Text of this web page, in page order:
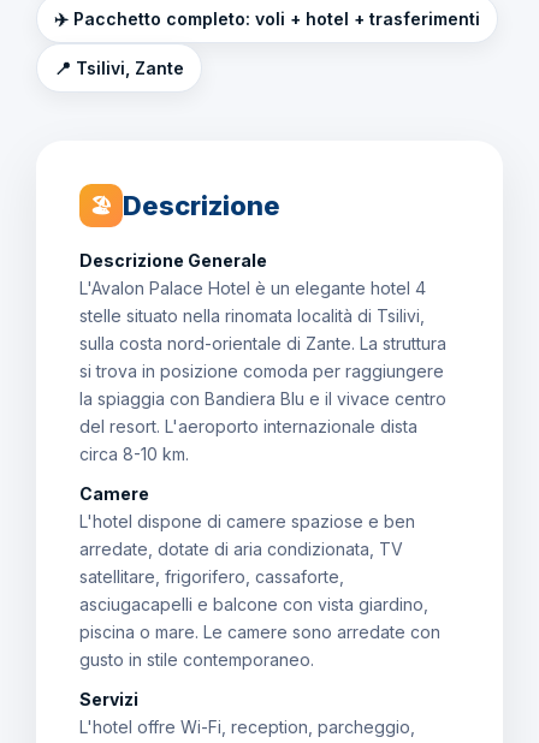
✈️ Pacchetto completo: voli + hotel + trasferimenti
📍 Tsilivi, Zante
🏖 Descrizione
Descrizione Generale
L'Avalon Palace Hotel è un elegante hotel 4
stelle situato nella rinomata località di Tsilivi,
sulla costa nord-orientale di Zante. La struttura
si trova in posizione comoda per raggiungere
la spiaggia con Bandiera Blu e il vivace centro
del resort. L'aeroporto internazionale dista
circa 8-10 km.
Camere
L'hotel dispone di camere spaziose e ben
arredate, dotate di aria condizionata, TV
satellitare, frigorifero, cassaforte,
asciugacapelli e balcone con vista giardino,
piscina o mare. Le camere sono arredate con
gusto in stile contemporaneo.
Servizi
L'hotel offre Wi-Fi, reception, parcheggio,